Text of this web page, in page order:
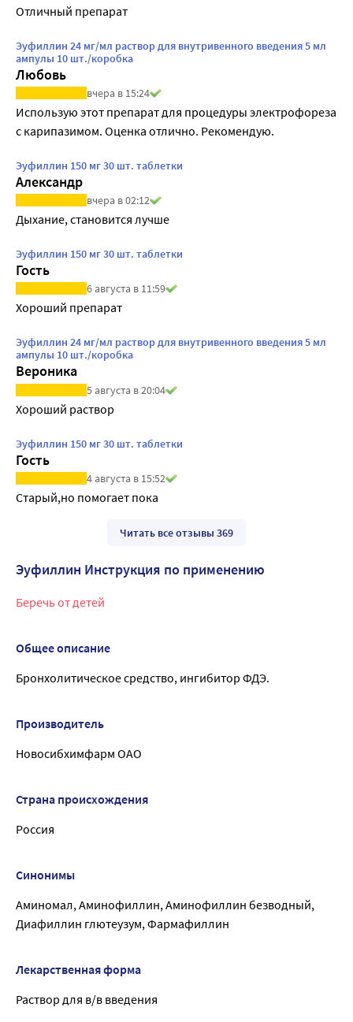
Отличный препарат
Эуфиллин 24 мг/мл раствор для внутривенного введения 5 мл
ампулы 10 шт./коробка
Любовь
вчера в 15:24
Использую этот препарат для процедуры электрофореза
с карипазимом. Оценка отлично. Рекомендую.
Эуфиллин 150 мг 30 шт. таблетки
Александр
вчера в 02:12
Дыхание, становится лучше
Эуфиллин 150 мг 30 шт. таблетки
Гость
6 августа в 11:59
Хороший препарат
Эуфиллин 24 мг/мл раствор для внутривенного введения 5 мл
ампулы 10 шт./коробка
Вероника
5 августа в 20:04
Хороший раствор
Эуфиллин 150 мг 30 шт. таблетки
Гость
4 августа в 15:52
Старый,но помогает пока
Читать все отзывы 369
Эуфиллин Инструкция по применению
Беречь от детей
Общее описание
Бронхолитическое средство, ингибитор ФДЭ.
Производитель
Новосибхимфарм ОАО
Страна происхождения
Россия
Синонимы
Аминомал, Аминофиллин, Аминофиллин безводный,
Диафиллин глютеузум, Фармафиллин
Лекарственная форма
Раствор для в/в введения